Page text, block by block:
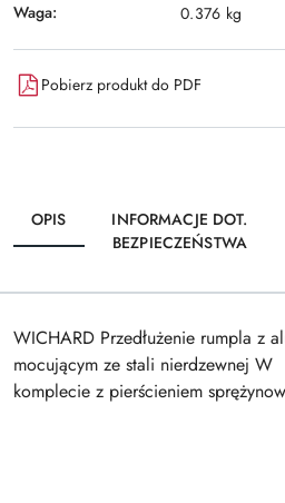
Waga: 0.376 kg
Pobierz produkt do PDF
OPIS
INFORMACJE DOT.
BEZPIECZEŃSTWA
WICHARD Przedłużenie rumpla z
mocującym ze stali nierdzewnej W
komplecie z pierścieniem